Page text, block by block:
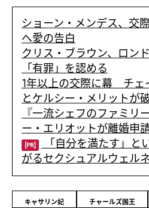
ショーン・メンデス、交
へ愛の告白
クリス・ブラウン、ロン
「有罪」を認める
1年以上の交際に幕 チェ
とケルシー・メリットが
『一流シェフのファミリ
ー・エリオットが離婚申
[PR] 「自分を満たす」と
がるセクシュアルウェル
キャサリン妃 チャールズ国王